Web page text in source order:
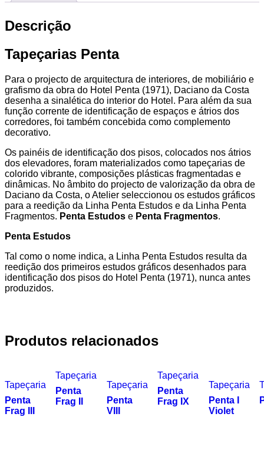
Descrição
Tapeçarias Penta
Para o projecto de arquitectura de interiores, de mobiliário e
grafismo da obra do Hotel Penta (1971), Daciano da Costa
desenha a sinalética do interior do Hotel. Para além da sua
função corrente de identificação de espaços e átrios dos
corredores, foi também concebida como complemento
decorativo.
Os painéis de identificação dos pisos, colocados nos átrios
dos elevadores, foram materializados como tapeçarias de
colorido vibrante, composições plásticas fragmentadas e
dinâmicas. No âmbito do projecto de valorização da obra de
Daciano da Costa, o Atelier seleccionou os estudos gráficos
para a reedição da Linha Penta Estudos e da Linha Penta
Fragmentos. Penta Estudos e Penta Fragmentos.
Penta Estudos
Tal como o nome indica, a Linha Penta Estudos resulta da
reedição dos primeiros estudos gráficos desenhados para
identificação dos pisos do Hotel Penta (1971), nunca antes
produzidos.
Produtos relacionados
Tapeçaria
Penta
Frag III
Tapeçaria
Penta
Frag II
Tapeçaria
Penta
VIII
Tapeçaria
Penta
Frag IX
Tapeçaria
Penta I
Violet